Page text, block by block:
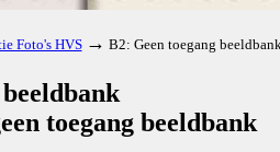
Foto's HVS → B2: Geen toegang
toegang beeldbank